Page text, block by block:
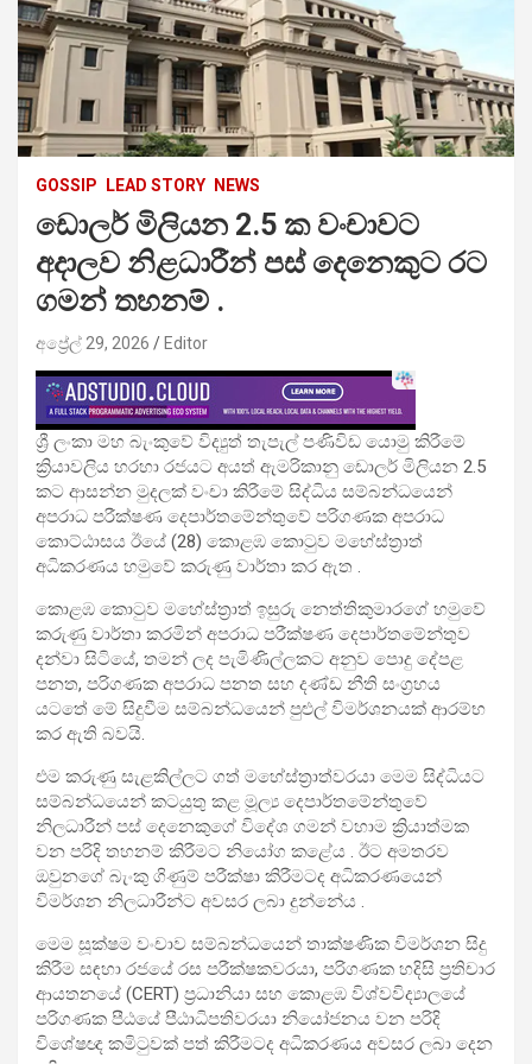
GOSSIP LEAD STORY NEWS
ඩොලර් මිලියන 2.5 ක වංචාවට
අදාලව නිළධාරීන් පස් දෙනෙකුට රට
ගමන් තහනම් .
අප්‍රේල් 29, 2026 Editor
ශ්‍රී ලංකා මහ බැංකුවේ විද්‍යුත් තැපැල් පණිවිඩ යොමු කිරීමේ
ක්‍රියාවලිය හරහා රජයට අයත් ඇමරිකානු ඩොලර් මිලියන 2.5
කට ආසන්න මුදලක් වංචා කිරීමේ සිද්ධිය සම්බන්ධයෙන්
අපරාධ පරීක්ෂණ දෙපාර්තමේන්තුවේ පරිගණක අපරාධ
කොට්ඨාසය ඊයේ (28) කොළඹ කොටුව මහේස්ත්‍රාත්
අධිකරණය හමුවේ කරුණු වාර්තා කර ඇත .
කොළඹ කොටුව මහේස්ත්‍රාත් ඉසුරු නෙත්තිකුමාරගේ හමුවේ
කරුණු වාර්තා කරමින් අපරාධ පරීක්ෂණ දෙපාර්තමේන්තුව
දන්වා සිටියේ, තමන් ලද පැමිණිල්ලකට අනුව පොදු දේපළ
පනත, පරිගණක අපරාධ පනත සහ දණ්ඩ නීති සංග්‍රහය
යටතේ මේ සිදුවීම සම්බන්ධයෙන් පුළුල් විමර්ශනයක් ආරම්භ
කර ඇති බවයි.
එම කරුණු සැළකිල්ලට ගත් මහේස්ත්‍රාත්වරයා මෙම සිද්ධියට
සම්බන්ධයෙන් කටයුතු කළ මූල්‍ය දෙපාර්තමේන්තුවේ
නිලධාරීන් පස් දෙනෙකුගේ විදේශ ගමන් වහාම ක්‍රියාත්මක
වන පරිදි තහනම් කිරීමට නියෝග කළේය . ඊට අමතරව
ඔවුනගේ බැංකු ගිණුම් පරීක්ෂා කිරීමටද අධිකරණයෙන්
විමර්ශන නිලධාරීන්ට අවසර ලබා දුන්නේය .
මෙම සූක්ෂම වංචාව සම්බන්ධයෙන් තාක්ෂණික විමර්ශන සිදු
කිරීම සඳහා රජයේ රස පරීක්ෂකවරයා, පරිගණක හදිසි ප්‍රතිචාර
ආයතනයේ (CERT) ප්‍රධානියා සහ කොළඹ විශ්වවිද්‍යාලයේ
පරිගණක පීඨයේ පීඨාධිපතිවරයා නියෝජනය වන පරිදි
විශේෂඥ කමිටුවක් පත් කිරීමටද අධිකරණය අවසර ලබා දෙන